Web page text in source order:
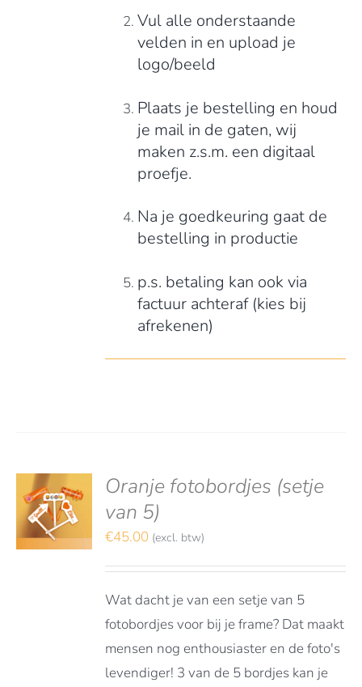
Vul alle onderstaande
velden in en upload je
logo/beeld
Plaats je bestelling en houd
je mail in de gaten, wij
maken z.s.m. een digitaal
proefje.
Na je goedkeuring gaat de
bestelling in productie
p.s. betaling kan ook via
factuur achteraf (kies bij
afrekenen)
Oranje fotobordjes (setje
van 5)
€45.00 (excl. btw)
Wat dacht je van een setje van 5
fotobordjes voor bij je frame? Dat maakt
mensen nog enthousiaster en de foto's
levendiger! 3 van de 5 bordjes kan je